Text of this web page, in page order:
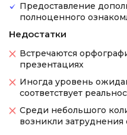
Предоставление
полноценного
Недостатки
Встречаются
презентациях
Иногда уровень
соответствует
Среди небольшого
возникли затруднения